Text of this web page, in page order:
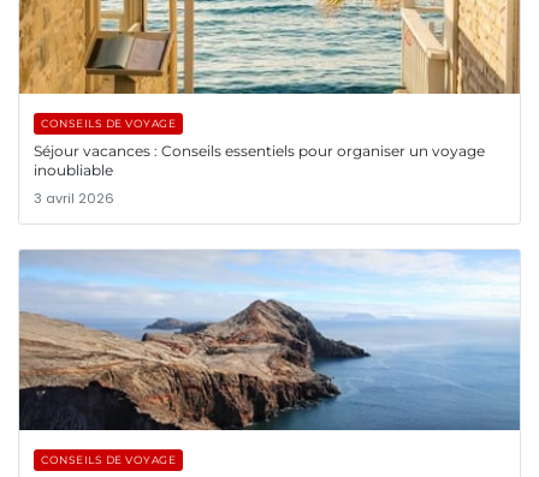
CONSEILS DE VOYAGE
Séjour vacances : Conseils essentiels pour organiser un voyage
inoubliable
3 avril 2026
CONSEILS DE VOYAGE